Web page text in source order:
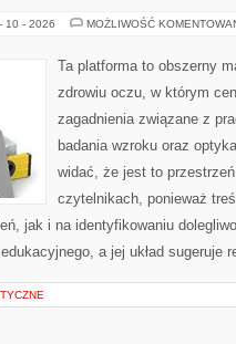
10 - 2026 MOŻLIWOŚĆ
Ta platforma to obszerny
zdrowiu oczu, w którym
zagadnienia związane z
badania wzroku oraz
widać, że jest to
czytelnikach, ponieważ
jak i na identyfikowaniu
a jej układ sugeruje